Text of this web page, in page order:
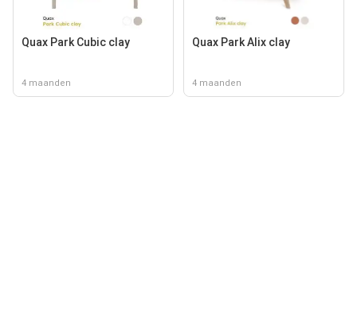
Quax Park Cubic clay
4 maanden
Quax Park Alix clay
4 maanden